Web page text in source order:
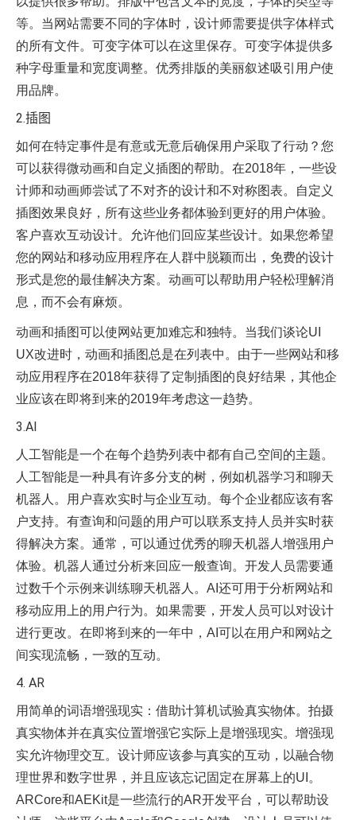
等。当网站需要不同的字体时，设计师需要提供字体样式
的所有文件。可变字体可以在这里保存。可变字体提供多
种字母重量和宽度调整。优秀排版的美丽叙述吸引用户使
用品牌。
2.插图
如何在特定事件是有意或无意后确保用户采取了行动？您
可以获得微动画和自定义插图的帮助。在2018年，一些设
计师和动画师尝试了不对齐的设计和不对称图表。自定义
插图效果良好，所有这些业务都体验到更好的用户体验。
客户喜欢互动设计。允许他们回应某些设计。如果您希望
您的网站和移动应用程序在人群中脱颖而出，免费的设计
形式是您的最佳解决方案。动画可以帮助用户轻松理解消
息，而不会有麻烦。
动画和插图可以使网站更加难忘和独特。当我们谈论UI
UX改进时，动画和插图总是在列表中。由于一些网站和移
动应用程序在2018年获得了定制插图的良好结果，其他企
业应该在即将到来的2019年考虑这一趋势。
3.AI
人工智能是一个在每个趋势列表中都有自己空间的主题。
人工智能是一种具有许多分支的树，例如机器学习和聊天
机器人。用户喜欢实时与企业互动。每个企业都应该有客
户支持。有查询和问题的用户可以联系支持人员并实时获
得解决方案。通常，可以通过优秀的聊天机器人增强用户
体验。机器人通过分析来回应一般查询。开发人员需要通
过数千个示例来训练聊天机器人。AI还可用于分析网站和
移动应用上的用户行为。如果需要，开发人员可以对设计
进行更改。在即将到来的一年中，AI可以在用户和网站之
间实现流畅，一致的互动。
4. AR
用简单的词语增强现实：借助计算机试验真实物体。拍摄
真实物体并在真实位置增强它实际上是增强现实。增强现
实允许物理交互。设计师应该参与真实的互动，以融合物
理世界和数字世界，并且应该忘记固定在屏幕上的UI。
ARCore和AEKit是一些流行的AR开发平台，可以帮助设